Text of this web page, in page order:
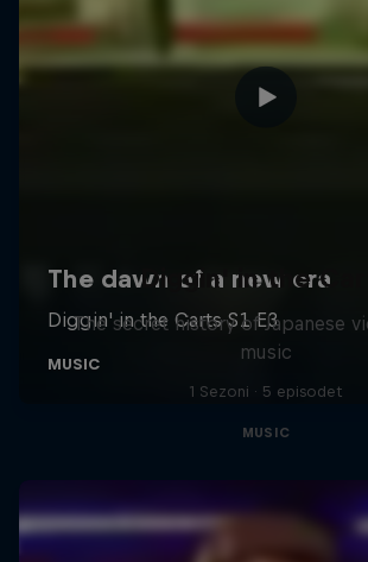
Diggin' in the
The secret history of Japanese
music
1 Sezoni · 5 episodet
MUSIC